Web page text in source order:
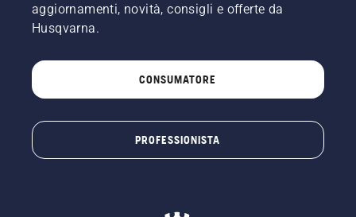
aggiornamenti, novità, consigli e offerte da
Husqvarna.
CONSUMATORE
PROFESSIONISTA